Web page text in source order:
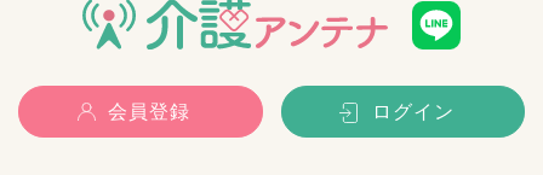
会員登録 ログイン